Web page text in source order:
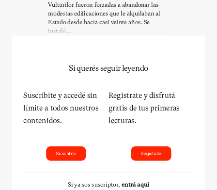
Vulturilor fueron forzadas a abandonar las
modestas edificaciones que le alquilaban al
Estado desde hacía casi veinte años. Se
instaló...
Si querés seguir leyendo
Suscribite y accedé sin
límite a todos nuestros
contenidos.
Suscribite
Registrate y disfrutá
gratis de tus primeras
lecturas.
Registrate
Si ya sos suscriptor, entrá aquí